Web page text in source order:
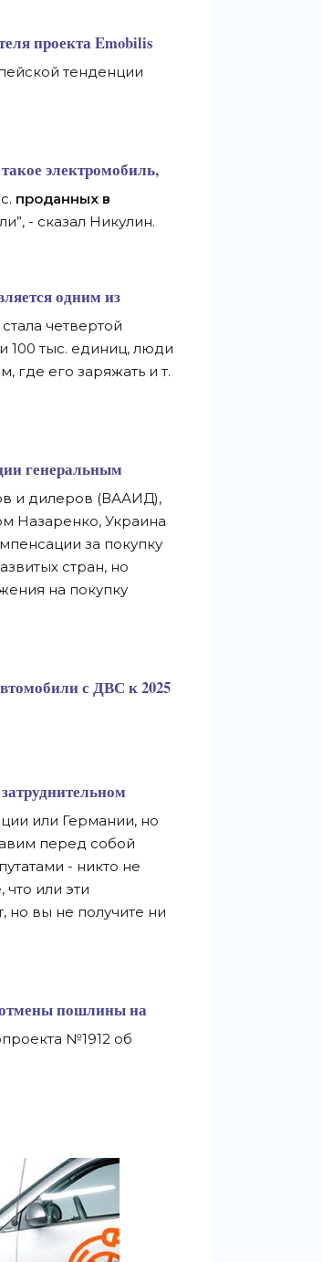
проекта Emobilis
тенденции
электромобиль,
проданных в
- сказал Никулин.
одним из
четвертой
100 тыс. единиц, люди
где его заряжать и т.
генеральным
и дилеров (ВААИД),
Назаренко, Украина
за покупку
стран, но
на покупку
с ДВС к 2025
или Германии, но
перед собой
- никто не
что или эти
но вы не получите ни
отмены пошлинына
№1912 об